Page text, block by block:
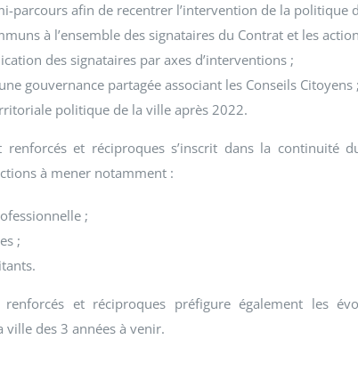
parcours afin de recentrer l’intervention de la politique
à l’ensemble des signataires du Contrat et les
des signataires par axes d’interventions ;
gouvernance partagée associant les Conseils Citoyens ;
politique de la ville après 2022.
renforcés et réciproques s’inscrit dans la continuité
à mener notamment :
;
;
renforcés et réciproques préfigure également les
des 3 années à venir.